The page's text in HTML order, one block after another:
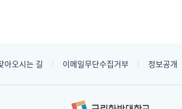
아오시는 길 이메일무단수집거부 정보공개